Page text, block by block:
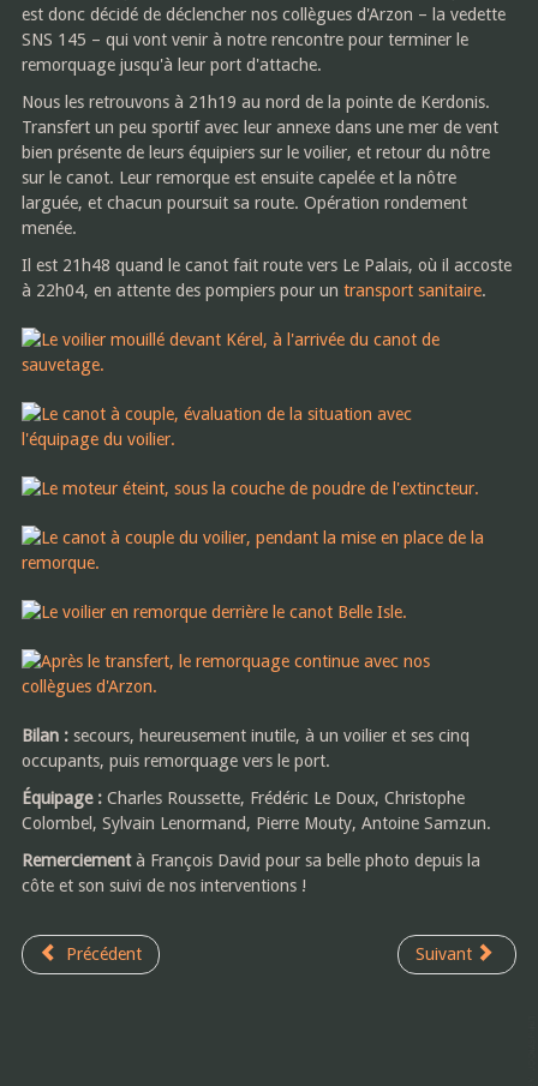
est donc décidé de déclencher nos collègues d'Arzon – la vedette
SNS 145 – qui vont venir à notre rencontre pour terminer le
remorquage jusqu'à leur port d'attache.
Nous les retrouvons à 21h19 au nord de la pointe de Kerdonis.
Transfert un peu sportif avec leur annexe dans une mer de vent
bien présente de leurs équipiers sur le voilier, et retour du nôtre
sur le canot. Leur remorque est ensuite capelée et la nôtre
larguée, et chacun poursuit sa route. Opération rondement
menée.
Il est 21h48 quand le canot fait route vers Le Palais, où il accoste
à 22h04, en attente des pompiers pour un transport sanitaire.
Bilan :secours, heureusement inutile, à un voilier et ses cinq
occupants, puis remorquage vers le port.
Équipage :Charles Roussette, Frédéric Le Doux, Christophe
Colombel, Sylvain Lenormand, Pierre Mouty, Antoine Samzun.
Remerciementà François David pour sa belle photo depuis la
côte et son suivi de nos interventions !
Précédent Suivant